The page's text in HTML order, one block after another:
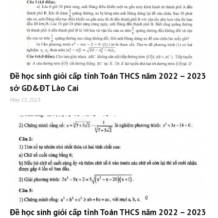
Đề học sinh giỏi cấp tỉnh Toán THCS năm 2022 – 2023
sở GD&ĐT Lào Cai
May 15, 2023
Đề học sinh giỏi cấp tỉnh Toán THCS năm 2022 – 2023